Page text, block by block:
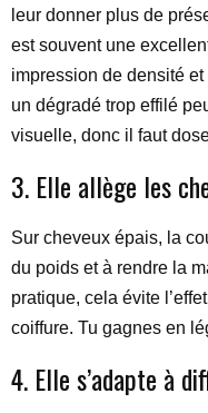
leur donner plus de
est souvent une
impression de densité
un dégradé trop effilé
visuelle, donc il faut
3. Elle allège les
Sur cheveux épais, la
du poids et à rendre la
pratique, cela évite
coiffure. Tu gagnes en
4. Elle s’adapte à